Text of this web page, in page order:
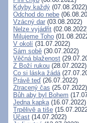
Kdyby každý (07.08.2022)
Odchod do nebe
Vzácný dar (03.08.2022)
Nelze vyjádřit
Milujeme Toho
V okolí (31.07.2022)
Sám sobě (30.07.2022)
Věčná blaženost
Z Boží rukou (28.07.2022)
Co si láska žádá
Právě teď (26.07.2022)
Ztracený čas (25.07.2022)
Bůh aby byl Bohem
Jedna kapka(16.07.2022)
Trpělivě a tiše
Účast (14.07.2022)